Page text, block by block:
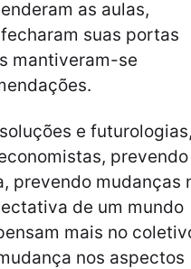
as aulas,
suas portas
mantiveram-se
e futurologias,
prevendo
prevendo mudanças
de um mundo
mais no
nos aspectos